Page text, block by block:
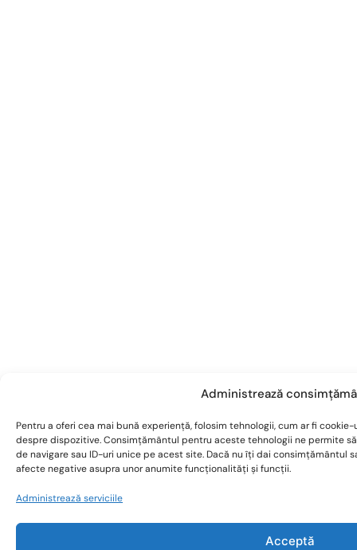
Administrează
Pentru a oferi cea mai bună experiență, folosim tehnologii, cum ar fi
despre dispozitive. Consimțământul pentru aceste tehnologii ne permite
de navigare sau ID-uri unice pe acest site. Dacă nu îți dai consimțământul
afecte negative asupra unor anumite funcționalități și funcții.
Administrează serviciile
Acceptă